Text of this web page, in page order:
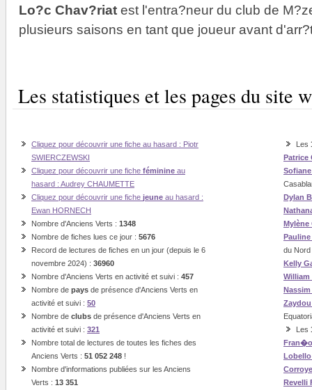
Lo?c Chav?riat est l'entra?neur du club de
plusieurs saisons en tant que joueur avant
Les statistiques et les pages du site
Cliquez pour découvrir une fiche au hasard : Piotr
SWIERCZEWSKI
Cliquez pour découvrir une fiche féminine au
hasard : Audrey CHAUMETTE
Cliquez pour découvrir une fiche jeune au hasard :
Ewan HORNECH
Nombre d'Anciens Verts : 1348
Nombre de fiches lues ce jour : 5676
Record de lectures de fiches en un jour (depuis le 6
novembre 2024) : 36960
Nombre d'Anciens Verts en activité et suivi : 457
Nombre de pays de présence d'Anciens Verts en
activité et suivi : 50
Nombre de clubs de présence d'Anciens Verts en
activité et suivi : 321
Nombre total de lectures de toutes les fiches des
Anciens Verts : 51 052 248 !
Nombre d'informations publiées sur les Anciens
Verts : 13 351
Les
Patrice
Dylan
Mylène
du Nord
Kelly
William
Les
Lobello
Revelli